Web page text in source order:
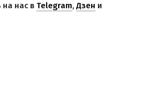
нас в Telegram,Дзен и